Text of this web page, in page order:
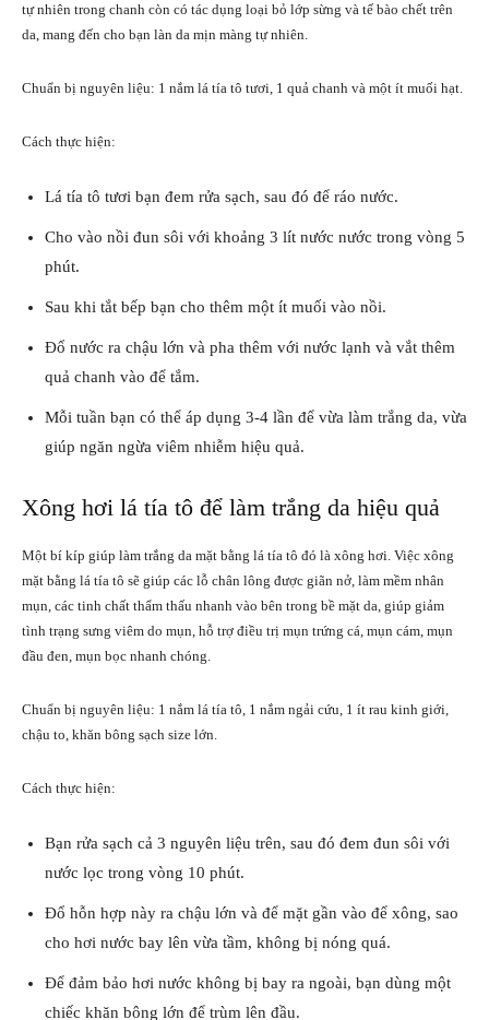
tự nhiên trong chanh còn có tác dụng loại bỏ lớp sừng và tế bào chết trên
da, mang đến cho bạn làn da mịn màng tự nhiên.
Chuẩn bị nguyên liệu: 1 nắm lá tía tô tươi, 1 quả chanh và một ít muối hạt.
Cách thực hiện:
Lá tía tô tươi bạn đem rửa sạch, sau đó để ráo nước.
Cho vào nồi đun sôi với khoảng 3 lít nước nước trong vòng 5
phút.
Sau khi tắt bếp bạn cho thêm một ít muối vào nồi.
Đổ nước ra chậu lớn và pha thêm với nước lạnh và vắt thêm
quả chanh vào để tắm.
Mỗi tuần bạn có thể áp dụng 3-4 lần để vừa làm trắng da, vừa
giúp ngăn ngừa viêm nhiễm hiệu quả.
Xông hơi lá tía tô để làm trắng da hiệu quả
Một bí kíp giúp làm trắng da mặt bằng lá tía tô đó là xông hơi. Việc xông
mặt bằng lá tía tô sẽ giúp các lỗ chân lông được giãn nở, làm mềm nhân
mụn, các tinh chất thẩm thấu nhanh vào bên trong bề mặt da, giúp giảm
tình trạng sưng viêm do mụn, hỗ trợ điều trị mụn trứng cá, mụn cám, mụn
đầu đen, mụn bọc nhanh chóng.
Chuẩn bị nguyên liệu: 1 nắm lá tía tô, 1 nắm ngải cứu, 1 ít rau kinh giới,
chậu to, khăn bông sạch size lớn.
Cách thực hiện:
Bạn rửa sạch cả 3 nguyên liệu trên, sau đó đem đun sôi với
nước lọc trong vòng 10 phút.
Đổ hỗn hợp này ra chậu lớn và để mặt gần vào để xông, sao
cho hơi nước bay lên vừa tầm, không bị nóng quá.
Để đảm bảo hơi nước không bị bay ra ngoài, bạn dùng một
chiếc khăn bông lớn để trùm lên đầu.